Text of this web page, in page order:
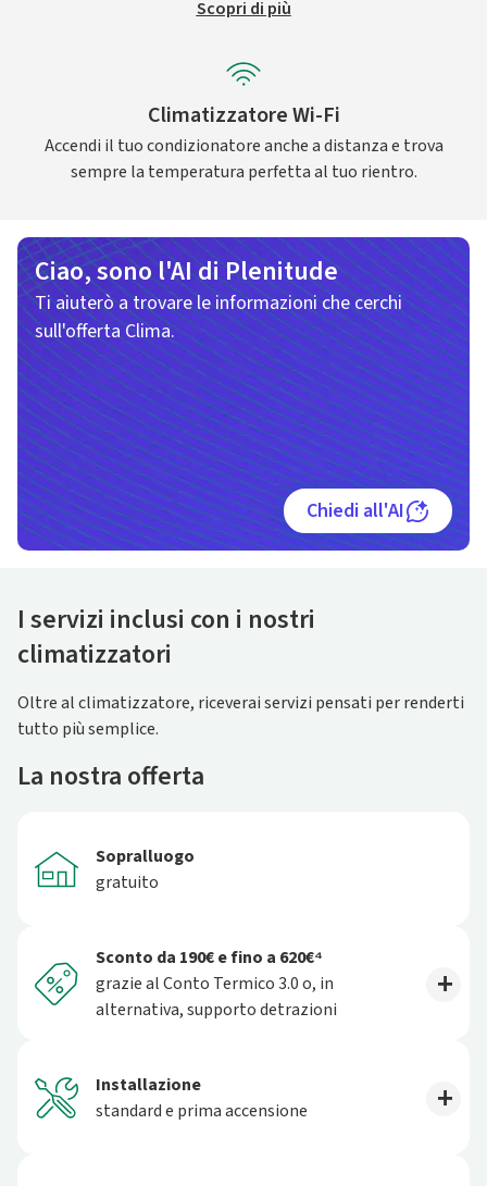
Scopri di più
Climatizzatore Wi-Fi
Accendi il tuo condizionatore anche a distanza e trova
sempre la temperatura perfetta al tuo rientro.
Ciao, sono l'AI di Plenitude
Ti aiuterò a trovare le informazioni che cerchi
sull'offerta Clima.
Chiedi all'AI
I servizi inclusi con i nostri
climatizzatori
Oltre al climatizzatore, riceverai servizi pensati per renderti
tutto più semplice.
La nostra offerta
Sopralluogo
gratuito
Sconto da 190€ e fino a 620€⁴
grazie al Conto Termico 3.0 o, in
alternativa, supporto detrazioni
Installazione
standard e prima accensione